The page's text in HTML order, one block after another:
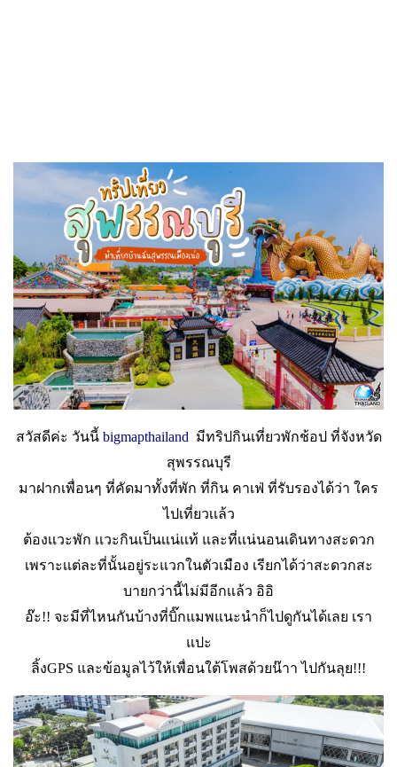
สวัสดีค่ะ วันนี้ bigmapthailand มีทริปกินเที่ยวพักช้อป ที่จังหวัด
สุพรรณบุรี
มาฝากเพื่อนๆ ที่คัดมาทั้งที่พัก ที่กิน คาเฟ่ ที่รับรองได้ว่า ใคร
ไปเที่ยวเเล้ว
ต้องเเวะพัก เเวะกินเป็นเเน่เเท้ และที่เเน่นอนเดินทางสะดวก
เพราะเเต่ละที่นั้นอยู่ระแวกในตัวเมือง เรียกได้ว่าสะดวกสะ
บายกว่านี้ไม่มีอีกเเล้ว อิอิ
อ๊ะ!! จะมีที่ไหนกันบ้างที่บิ๊กแมพแนะนำก็ไปดูกันได้เลย เรา
แปะ
ลิ้งGPS และข้อมูลไว้ให้เพื่อนใต้โพสด้วยน๊าา ไปกันลุย!!!